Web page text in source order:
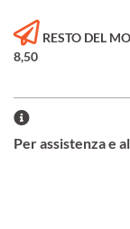
RESTO DEL
8,50
Per assistenza e